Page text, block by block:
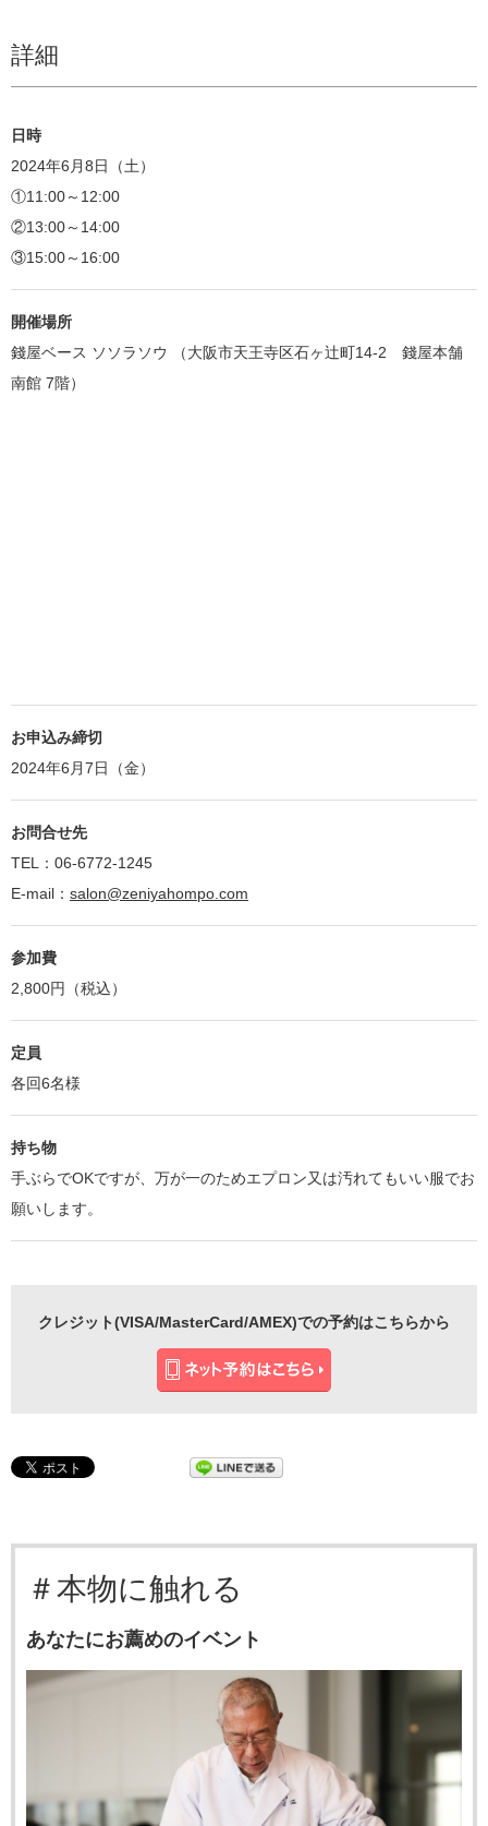
詳細
日時
2024年6月8日（土）
①11:00～12:00
②13:00～14:00
③15:00～16:00
開催場所
錢屋ベース ソソラソウ （大阪市天王寺区石ヶ辻町14-2 錢屋本舗
南館 7階）
お申込み締切
2024年6月7日（金）
お問合せ先
TEL：06-6772-1245
E-mail： salon@zeniyahompo.com
参加費
2,800円（税込）
定員
各回6名様
持ち物
手ぶらでOKですが、万が一のためエプロン又は汚れてもいい服でお
願いします。
クレジット(VISA/MasterCard/AMEX)での予約はこちらから
＃本物に触れる
あなたにお薦めのイベント